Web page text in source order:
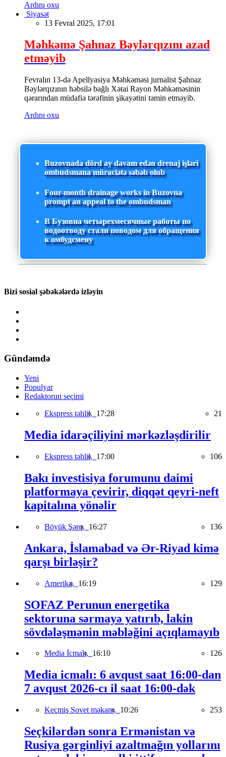
Ardını oxu
Siyasət
13 Fevral 2025, 17:01
Məhkəmə Şahnaz Bəylərqızını azad
etməyib
Fevralın 13-də Apellyasiya Məhkəməsi jurnalist Şahnaz
Bəylərqızının həbsilə bağlı Xətai Rayon Məhkəməsinin
qərarından müdafiə tərəfinin şikayətini təmin etməyib.
Ardını oxu
Buzovnada dörd ay davam edən drenaj işləri
ombudsmana müraciətə səbəb olub
Four-month drainage works in Buzovna
prompt an appeal to the ombudsman
В Бузовна четырехмесячные работы по
водоотводу стали поводом для обращения
к омбудсмену
Bizi sosial şəbəkələrdə izləyin
Gündəmdə
Yeni
Populyar
Redaktorun seçimi
Ekspress təhlil, 17:28 21
Media idarəçiliyini mərkəzləşdirilir
Ekspress təhlil, 17:00 106
Bakı investisiya forumunu daimi
platformaya çevirir, diqqət qeyri-neft
kapitalına yönəlir
Böyük Şərq, 16:27 136
Ankara, İslamabad və Ər-Riyad kimə
qarşı birləşir?
Amerika, 16:19 129
SOFAZ Perunun energetika
sektoruna sərmayə yatırıb, lakin
sövdələşmənin məbləğini açıqlamayıb
Media İcmalı, 16:10 126
Media icmalı: 6 avqust saat 16:00-dan
7 avqust 2026-cı il saat 16:00-dək
Keçmiş Sovet məkanı, 10:26 253
Seçkilərdən sonra Ermənistan və
Rusiya gərginliyi azaltmağın yollarını